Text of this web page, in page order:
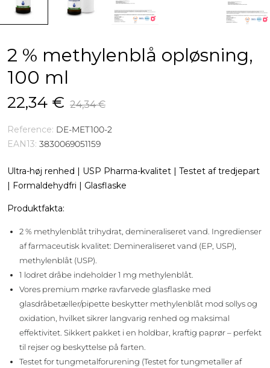
2 % methylenblå opløsning,
100 ml
22,34 € 24,34 €
Reference: DE-MET100-2
EAN13: 3830069051159
Ultra-høj renhed | USP Pharma-kvalitet | Testet af tredjepart
| Formaldehydfri | Glasflaske
Produktfakta:
2 % methylenblåt trihydrat, demineraliseret vand. Ingredienser
af farmaceutisk kvalitet: Demineraliseret vand (EP, USP),
methylenblåt (USP).
1 lodret dråbe indeholder 1 mg methylenblåt.
Vores premium mørke ravfarvede glasflaske med
glasdråbetæller/pipette beskytter methylenblåt mod sollys og
oxidation, hvilket sikrer langvarig renhed og maksimal
effektivitet. Sikkert pakket i en holdbar, kraftig paprør – perfekt
til rejser og beskyttelse på farten.
Testet for tungmetalforurening (Testet for tungmetaller af